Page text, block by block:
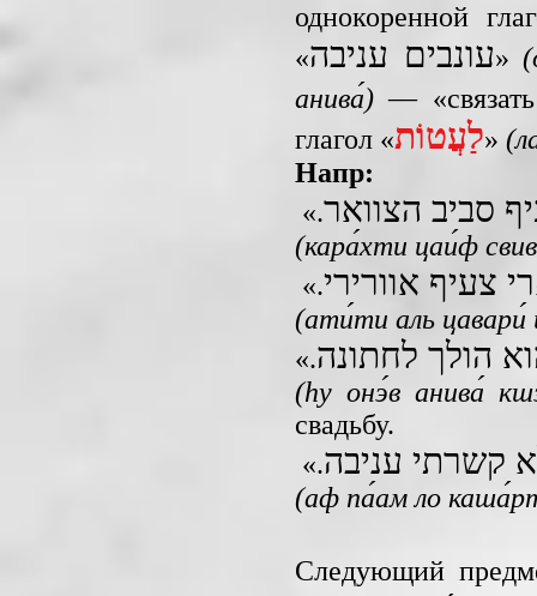
однокоренной
«עונבים עניבה»
анива́) —
глагол «לַעֲטוֹת»
Напр:
«.סביב הצוואר
(кара́хти цаи́ф
«.צעיף אוורירי
(ати́ти аль цавари́
«.הולך לחתונה
(hу онэ́в анива́
свадьбу.
«.קשרתי עניבה
(аф па́ам ло
Следующий